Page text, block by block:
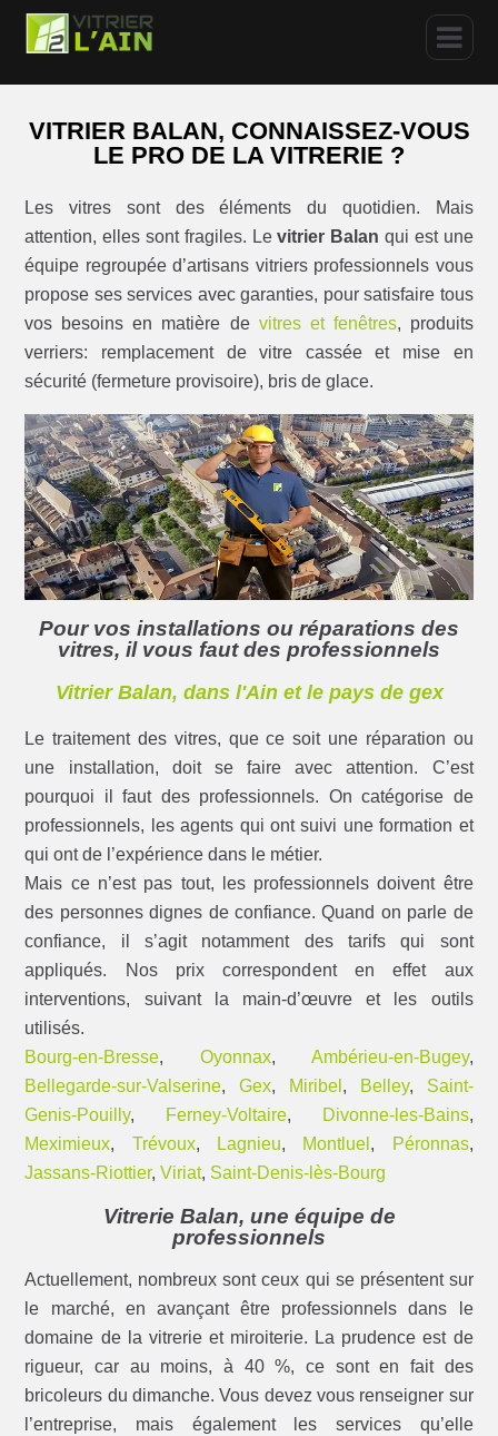
VITRIER BALAN, CONNAISSEZ-VOUS
LE PRO DE LA VITRERIE ?
Les vitres sont des éléments du quotidien. Mais
attention, elles sont fragiles. Levitrier Balan qui est une
équipe regroupée d’artisans vitriers professionnels vous
propose ses services avec garanties, pour satisfaire tous
vos besoins en matière de vitres et fenêtres, produits
verriers: remplacement de vitre cassée et mise en
sécurité (fermeture provisoire), bris de glace.
Pour vos installations ou réparations des
vitres, il vous faut des professionnels
Vitrier Balan, dans l'Ain et le pays de gex
Le traitement des vitres, que ce soit une réparation ou
une installation, doit se faire avec attention. C’est
pourquoi il faut des professionnels. On catégorise de
professionnels, les agents qui ont suivi une formation et
qui ont de l’expérience dans le métier.
Mais ce n’est pas tout, les professionnels doivent être
des personnes dignes de confiance. Quand on parle de
confiance, il s’agit notamment des tarifs qui sont
appliqués. Nos prix correspondent en effet aux
interventions, suivant la main-d’œuvre et les outils
utilisés.
Bourg-en-Bresse, Oyonnax, Ambérieu-en-Bugey,
Bellegarde-sur-Valserine,Gex, Miribel , Belley, Saint-
Genis-Pouilly, Ferney-Voltaire, Divonne-les-Bains,
Meximieux, Trévoux, Lagnieu, Montluel , Péronnas,
Jassans-Riottier,Viriat, Saint-Denis-lès-Bourg
Vitrerie Balan, une équipe de
professionnels
Actuellement, nombreux sont ceux qui se présentent sur
le marché, en avançant être professionnels dans le
domaine de la vitrerie et miroiterie. La prudence est de
rigueur, car au moins, à 40 %, ce sont en fait des
bricoleurs du dimanche. Vous devez vous renseigner sur
l’entreprise, mais également les services qu’elle